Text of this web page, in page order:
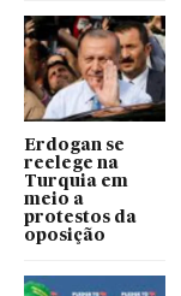
Erdogan se
reelege na
Turquia em
meio a
protestos da
oposição